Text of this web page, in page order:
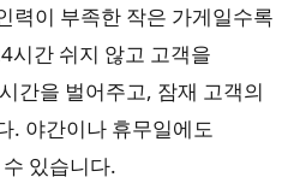
력이 부족한 작은 가게일수록
시간 쉬지 않고 고객을
간을 벌어주고, 잠재 고객의
. 야간이나 휴무일에도
있습니다.